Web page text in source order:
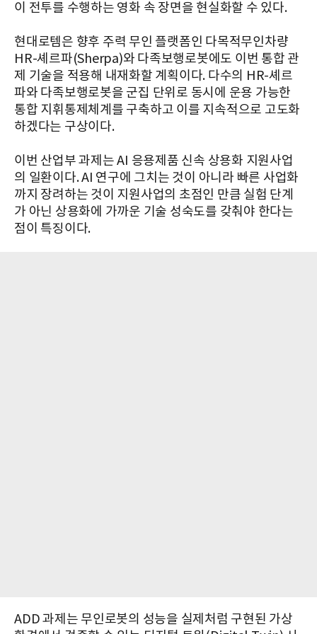
이 전투를 수행하는 영화 속 장면을 현실화할 수 있다.
현대로템은 향후 주력 무인 플랫폼인 다목적무인차량
HR-셰르파(Sherpa)와 다족보행로봇에도 이번 통합 관
제 기술을 적용해 내재화할 계획이다. 다수의 HR-셰르
파와 다족보행로봇을 군집 단위로 동시에 운용 가능한
통합 지휘통제체계를 구축하고 이를 지속적으로 고도화
하겠다는 구상이다.
이번 산업부 과제는 AI 응용제품 신속 상용화 지원사업
의 일환이다. AI 연구에 그치는 것이 아니라 빠른 사업화
까지 장려하는 것이 지원사업의 초점인 만큼 실험 단계
가 아닌 상용화에 가까운 기술 성숙도를 갖춰야 한다는
점이 특징이다.
ADD 과제는 무인로봇의 성능을 실제처럼 구현된 가상